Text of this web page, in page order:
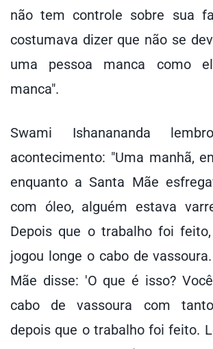
não tem controle sobre sua
costumava dizer que não se
uma pessoa manca como
manca".
Swami Ishanananda
acontecimento: "Uma manhã,
enquanto a Santa Mãe
com óleo, alguém estava
Depois que o trabalho foi
jogou longe o cabo de
Mãe disse: 'O que é isso?
cabo de vassoura com
depois que o trabalho foi feito.